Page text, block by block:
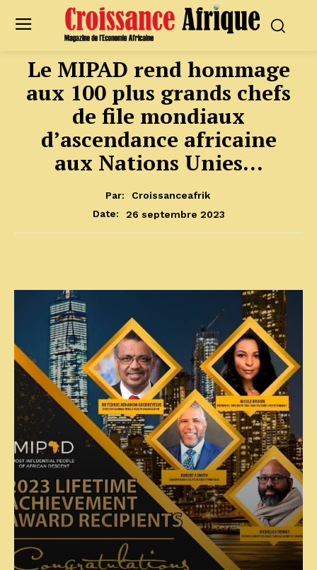
Le MIPAD rend hommage
aux 100 plus grands chefs
de file mondiaux
d’ascendance africaine
aux Nations Unies…
Par:
Croissanceafrik
Date:
26 septembre 2023